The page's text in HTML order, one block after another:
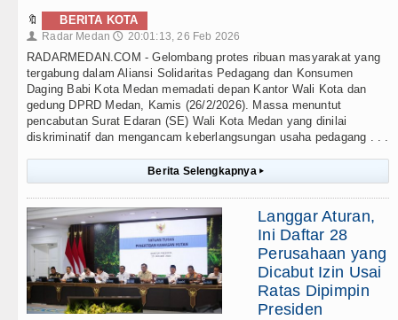
🔖 BERITA KOTA
👤 Radar Medan 🕔 20:01:13, 26 Feb 2026
RADARMEDAN.COM - Gelombang protes ribuan masyarakat yang
tergabung dalam Aliansi Solidaritas Pedagang dan Konsumen
Daging Babi Kota Medan memadati depan Kantor Wali Kota dan
gedung DPRD Medan, Kamis (26/2/2026). Massa menuntut
pencabutan Surat Edaran (SE) Wali Kota Medan yang dinilai
diskriminatif dan mengancam keberlangsungan usaha pedagang . . .
Berita Selengkapnya ▸
Langgar Aturan,
Ini Daftar 28
Perusahaan yang
Dicabut Izin Usai
Ratas Dipimpin
Presiden